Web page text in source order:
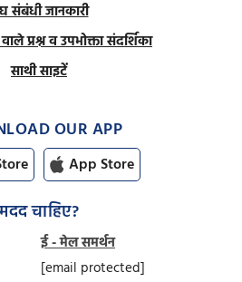
संबंधी जानकारी
प्रश्न व उपभोक्ता संदर्शिका
साथी साइटें
OUR APP
App Store
मदद चाहिए?
ई - मेल समर्थन
[email protected]